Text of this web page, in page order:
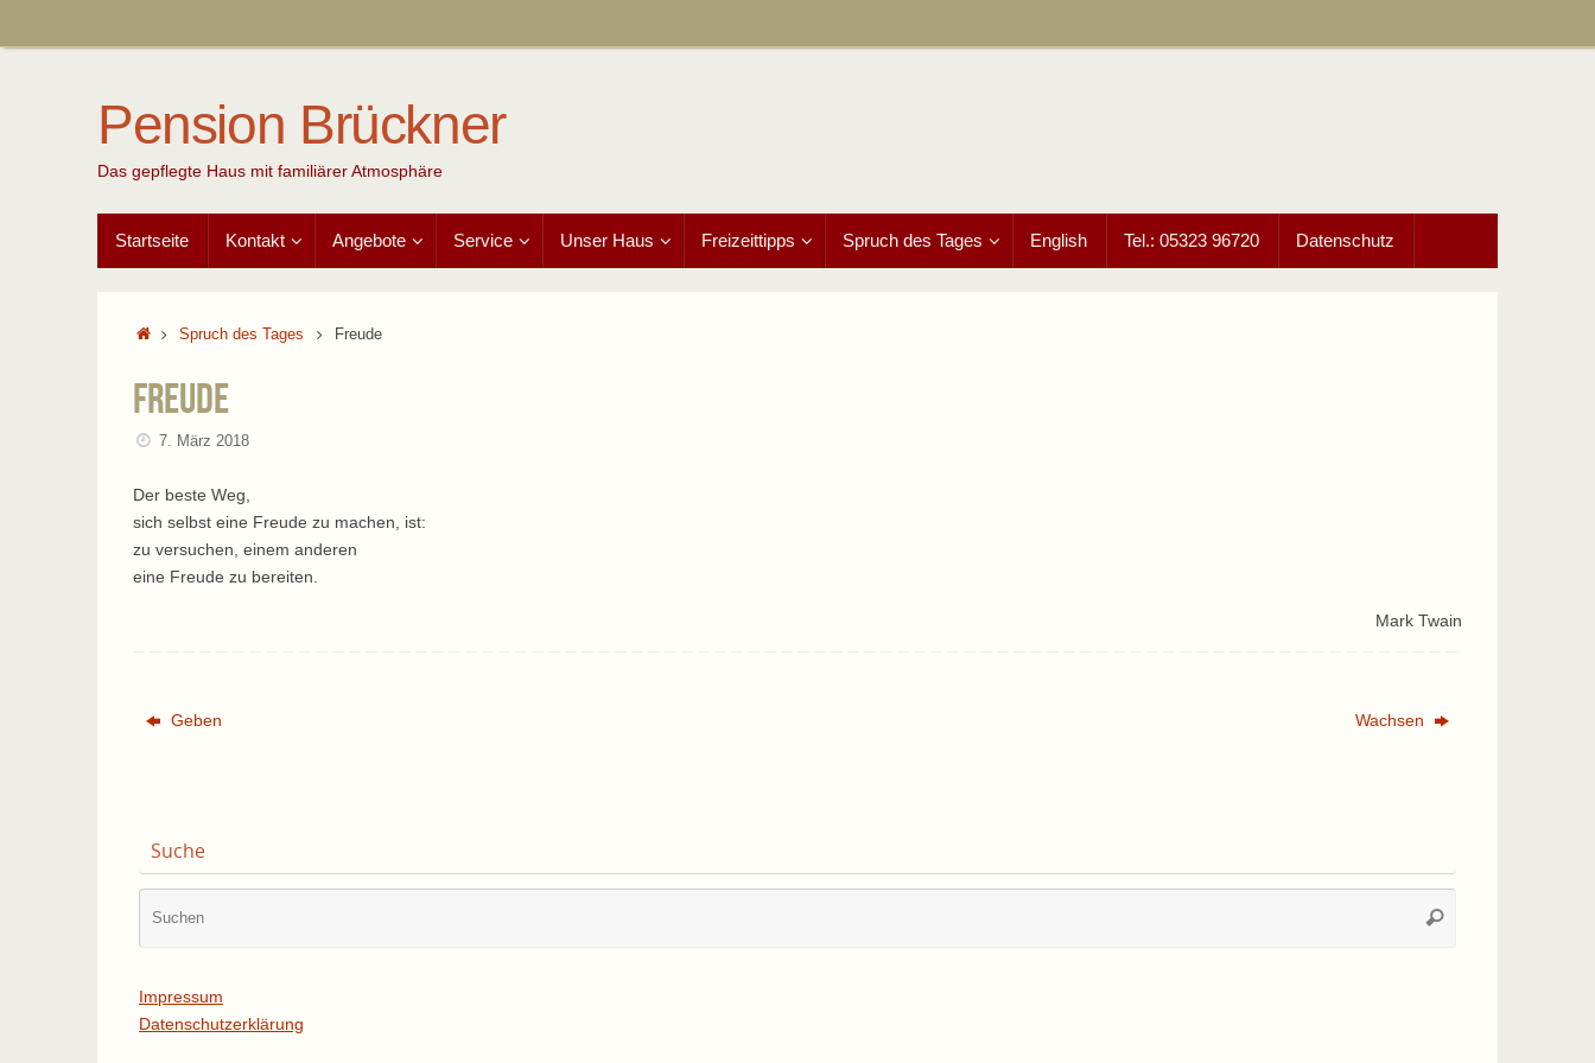
Pension Brückner
Das gepflegte Haus mit familiärer Atmosphäre
Inhalt
springen
Startseite Kontakt Angebote Service Unser Haus Freizeittipps Spruch des Tages English Tel.: 05323 96720 Datenschutz
StartSpruch des Tages Freude
Freude
7. März 2018
Der beste Weg,
sich selbst eine Freude zu machen, ist:
zu versuchen, einem anderen
eine Freude zu bereiten.
Mark Twain
Geben Wachsen
Suche
Suchen
Impressum
Datenschutzerklärung